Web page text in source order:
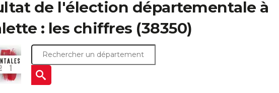
de l'élection départementale à
: les chiffres (38350)